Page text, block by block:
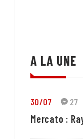
A LA UNE
30/07 27
Mercato :